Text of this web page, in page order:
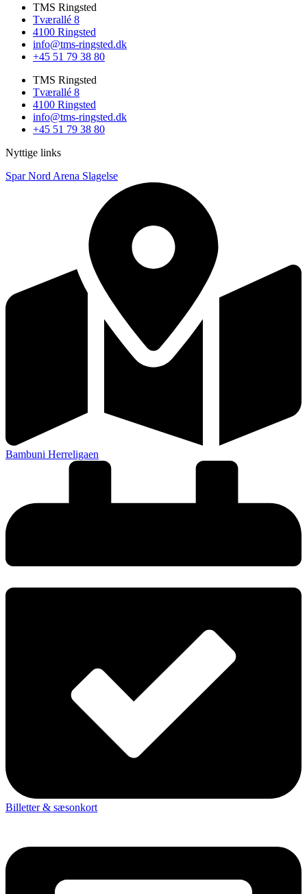
TMS Ringsted
Tværallé 8
4100 Ringsted
info@tms-ringsted.dk
+45 51 79 38 80
TMS Ringsted
Tværallé 8
4100 Ringsted
info@tms-ringsted.dk
+45 51 79 38 80
Nyttige links
Spar Nord Arena Slagelse
Bambuni Herreligaen
Billetter & sæsonkort